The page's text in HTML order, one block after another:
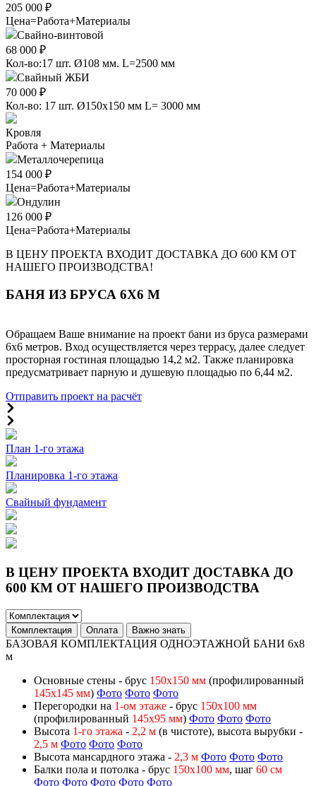
205 000 ₽
Цена=Работа+Материалы
Свайно-винтовой
68 000 ₽
Кол-во:17 шт. Ø108 мм. L=2500 мм
Свайный ЖБИ
70 000 ₽
Кол-во: 17 шт. Ø150х150 мм L= 3000 мм
Кровля
Работа + Материалы
Металлочерепица
154 000 ₽
Цена=Работа+Материалы
Ондулин
126 000 ₽
Цена=Работа+Материалы
В ЦЕНУ ПРОЕКТА ВХОДИТ ДОСТАВКА ДО 600 КМ ОТ
НАШЕГО ПРОИЗВОДСТВА!
БАНЯ ИЗ БРУСА 6Х6 М
Обращаем Ваше внимание на проект бани из бруса размерами
6х6 метров. Вход осуществляется через террасу, далее следует
просторная гостиная площадью 14,2 м2. Также планировка
предусматривает парную и душевую площадью по 6,44 м2.
Отправить проект на расчёт
План 1-го этажа
Планировка 1-го этажа
Свайный фундамент
В ЦЕНУ ПРОЕКТА ВХОДИТ ДОСТАВКА ДО
600 КМ ОТ НАШЕГО ПРОИЗВОДСТВА
Комплектация Оплата Важно знать
БАЗОВАЯ КОМПЛЕКТАЦИЯ ОДНОЭТАЖНОЙ БАНИ 6х8
м
Основные стены - брус 150х150 мм (профилированный
145х145 мм) Фото Фото Фото
Перегородки на 1-ом этаже - брус 150х100 мм
(профилированный 145х95 мм) Фото Фото Фото
Высота 1-го этажа - 2,2 м (в чистоте), высота вырубки -
2,5 м Фото Фото Фото
Высота мансардного этажа - 2,3 м Фото Фото Фото
Балки пола и потолка - брус 150х100 мм, шаг 60 см
Фото Фото Фото Фото Фото